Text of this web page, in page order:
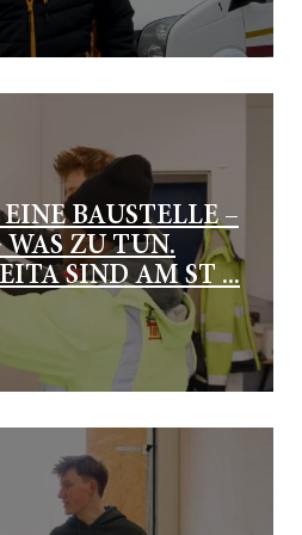
BAUSTELLE –
ZU TUN.
SIND AM ST ...